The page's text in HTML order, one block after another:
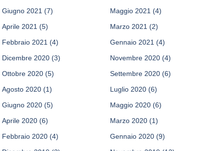
Giugno 2021 (7) Maggio 2021 (4)
Aprile 2021 (5) Marzo 2021 (2)
Febbraio 2021 (4) Gennaio 2021 (4)
Dicembre 2020 (3) Novembre 2020 (4)
Ottobre 2020 (5) Settembre 2020 (6)
Agosto 2020 (1) Luglio 2020 (6)
Giugno 2020 (5) Maggio 2020 (6)
Aprile 2020 (6) Marzo 2020 (1)
Febbraio 2020 (4) Gennaio 2020 (9)